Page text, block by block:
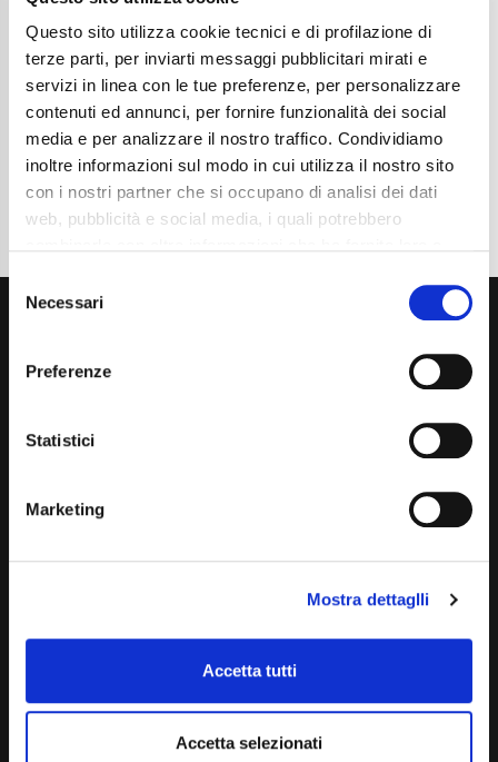
Questo sito utilizza cookie tecnici e di profilazione di
terze parti, per inviarti messaggi pubblicitari mirati e
servizi in linea con le tue preferenze, per personalizzare
contenuti ed annunci, per fornire funzionalità dei social
media e per analizzare il nostro traffico. Condividiamo
inoltre informazioni sul modo in cui utilizza il nostro sito
con i nostri partner che si occupano di analisi dei dati
web, pubblicità e social media, i quali potrebbero
mera chiusura del banner non comporta l’accettazione
tutti” o selezionando le diverse categorie di cookies
Consent
Selection
Necessari
Preferenze
Statistici
Marketing
Mostra dettaglli
Accetta tutti
Accetta selezionati
Tipo Di Carburante
Metano
Normativa Euro
Euro6 D TEMP
Dettaglio
Via Giuditta Pasta 2, Como (CO) 22100